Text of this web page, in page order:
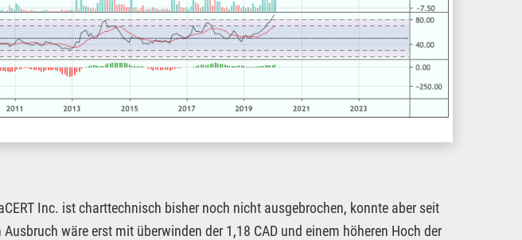
Inc. ist charttechnisch bisher noch nicht ausgebrochen, konnte aber seit
wäre erst mit überwinden der 1,18 CAD und einem höheren Hoch der